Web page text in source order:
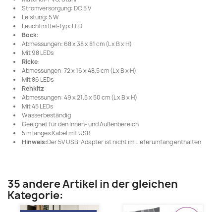
Stromversorgung: DC 5 V
Leistung: 5 W
Leuchtmittel-Typ: LED
Bock:
Abmessungen: 68 x 38 x 81 cm (L x B x H)
Mit 98 LEDs
Ricke:
Abmessungen: 72 x 16 x 48,5 cm (L x B x H)
Mit 86 LEDs
Rehkitz:
Abmessungen: 49 x 21,5 x 50 cm (L x B x H)
Mit 45 LEDs
Wasserbeständig
Geeignet für den Innen- und Außenbereich
5 m langes Kabel mit USB
Hinweis:Der 5V USB-Adapter ist nicht im Lieferumfang enthalten
35 andere Artikel in der gleichen
Kategorie: